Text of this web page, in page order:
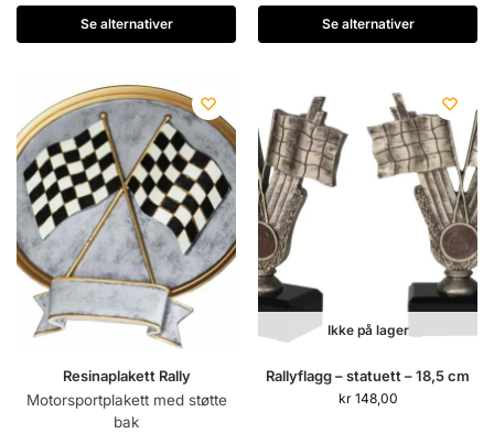
Se alternativer Se alternativer
Resinaplakett Rally
Motorsportplakett med støtte
bak
Ikke på lager
Rallyflagg – statuett – 18,5 cm
kr148,00